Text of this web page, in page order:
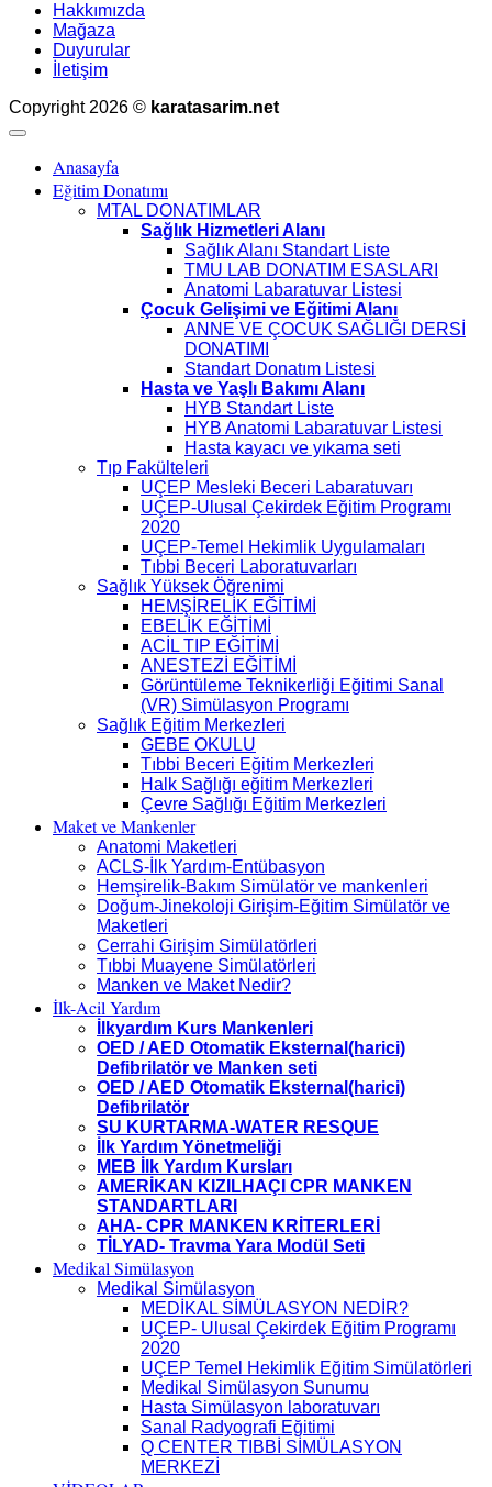
Hakkımızda
Mağaza
Duyurular
İletişim
Copyright 2026 © karatasarim.net
Anasayfa
Eğitim Donatımı
MTAL DONATIMLAR
Sağlık Hizmetleri Alanı
Sağlık Alanı Standart Liste
TMU LAB DONATIM ESASLARI
Anatomi Labaratuvar Listesi
Çocuk Gelişimi ve Eğitimi Alanı
ANNE VE ÇOCUK SAĞLIĞI DERSİ
DONATIMI
Standart Donatım Listesi
Hasta ve Yaşlı Bakımı Alanı
HYB Standart Liste
HYB Anatomi Labaratuvar Listesi
Hasta kayacı ve yıkama seti
Tıp Fakülteleri
UÇEP Mesleki Beceri Labaratuvarı
UÇEP-Ulusal Çekirdek Eğitim Programı
2020
UÇEP-Temel Hekimlik Uygulamaları
Tıbbi Beceri Laboratuvarları
Sağlık Yüksek Öğrenimi
HEMŞİRELİK EĞİTİMİ
EBELİK EĞİTİMİ
ACİL TIP EĞİTİMİ
ANESTEZİ EĞİTİMİ
Görüntüleme Teknikerliği Eğitimi Sanal
(VR) Simülasyon Programı
Sağlık Eğitim Merkezleri
GEBE OKULU
Tıbbi Beceri Eğitim Merkezleri
Halk Sağlığı eğitim Merkezleri
Çevre Sağlığı Eğitim Merkezleri
Maket ve Mankenler
Anatomi Maketleri
ACLS-İlk Yardım-Entübasyon
Hemşirelik-Bakım Simülatör ve mankenleri
Doğum-Jinekoloji Girişim-Eğitim Simülatör ve
Maketleri
Cerrahi Girişim Simülatörleri
Tıbbi Muayene Simülatörleri
Manken ve Maket Nedir?
İlk-Acil Yardım
İlkyardım Kurs Mankenleri
OED / AED Otomatik Eksternal(harici)
Defibrilatör ve Manken seti
OED / AED Otomatik Eksternal(harici)
Defibrilatör
SU KURTARMA-WATER RESQUE
İlk Yardım Yönetmeliği
MEB İlk Yardım Kursları
AMERİKAN KIZILHAÇI CPR MANKEN
STANDARTLARI
AHA- CPR MANKEN KRİTERLERİ
TİLYAD- Travma Yara Modül Seti
Medikal Simülasyon
Medikal Simülasyon
MEDİKAL SİMÜLASYON NEDİR?
UÇEP- Ulusal Çekirdek Eğitim Programı
2020
UÇEP Temel Hekimlik Eğitim Simülatörleri
Medikal Simülasyon Sunumu
Hasta Simülasyon laboratuvarı
Sanal Radyografi Eğitimi
Q CENTER TIBBİ SİMÜLASYON
MERKEZİ